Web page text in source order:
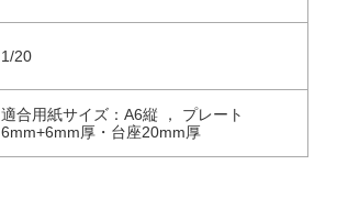
1/20
適合用紙サイズ：A6縦 ， プレート
6mm+6mm厚・台座20mm厚